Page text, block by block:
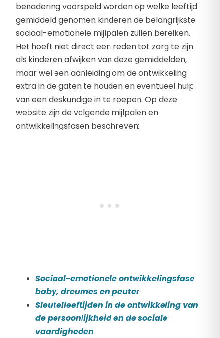
benadering voorspeld worden op welke leeftijd
gemiddeld genomen kinderen de belangrijkste
sociaal-emotionele mijlpalen zullen bereiken.
Het hoeft niet direct een reden tot zorg te zijn
als kinderen afwijken van deze gemiddelden,
maar wel een aanleiding om de ontwikkeling
extra in de gaten te houden en eventueel hulp
van een deskundige in te roepen. Op deze
website zijn de volgende mijlpalen en
ontwikkelingsfasen beschreven:
Sociaal-emotionele ontwikkelingsfase
baby, dreumes en peuter
Sleutelleeftijden in de ontwikkeling van
de persoonlijkheid en de sociale
vaardigheden